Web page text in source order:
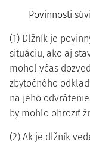
Povinnosti
(1) Dlžník je
situáciu, ako aj
mohol včas
zbytočného
na jeho
by mohlo ohroziť
(2) Ak je dlžník